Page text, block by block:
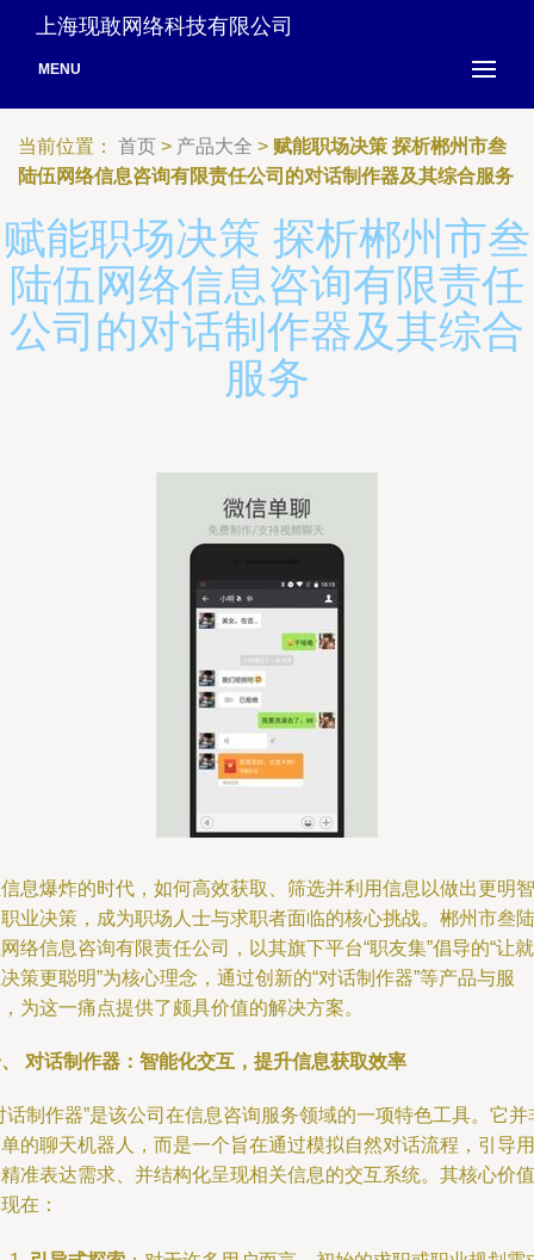
上海现敢网络科技有限公司
MENU
当前位置： 首页 > 产品大全 > 赋能职场决策 探析郴州市叁
陆伍网络信息咨询有限责任公司的对话制作器及其综合服务
赋能职场决策 探析郴州市叁
陆伍网络信息咨询有限责任
公司的对话制作器及其综合
服务
息爆炸的时代，如何高效获取、筛选并利用信息以做出更明智
业决策，成为职场人士与求职者面临的核心挑战。郴州市叁陆
络信息咨询有限责任公司，以其旗下平台“职友集”倡导的“让就
策更聪明”为核心理念，通过创新的“对话制作器”等产品与服
为这一痛点提供了颇具价值的解决方案。
对话制作器：智能化交互，提升信息获取效率
话制作器”是该公司在信息咨询服务领域的一项特色工具。它并
的聊天机器人，而是一个旨在通过模拟自然对话流程，引导用
准表达需求、并结构化呈现相关信息的交互系统。其核心价值
在：